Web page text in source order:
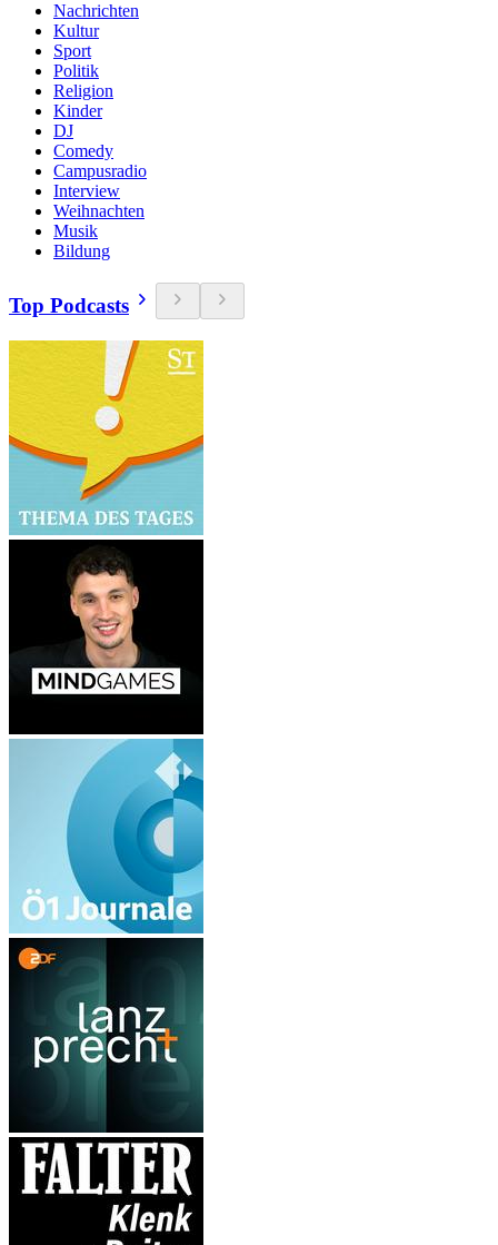
Nachrichten
Kultur
Sport
Politik
Religion
Kinder
DJ
Comedy
Campusradio
Interview
Weihnachten
Musik
Bildung
Top Podcasts